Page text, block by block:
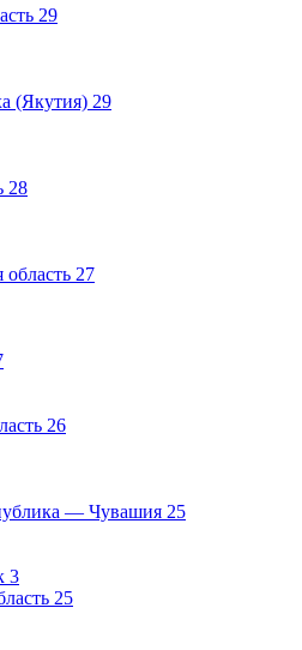
29
(Якутия) 29
28
27
26
— Чувашия 25
3
25